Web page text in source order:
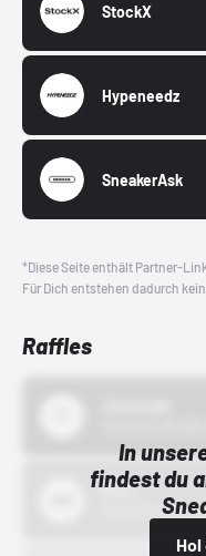
StockX
Hypeneedz
SneakerAsk
*Diese Seite enthält Partner-
Für Dich entstehen dadurch
Raffles
In
findest du
Bstn
01.10.22